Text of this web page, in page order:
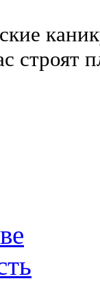
строят